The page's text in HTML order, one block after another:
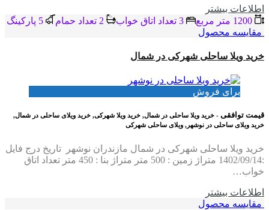
اطلاعات بيشتر
مقایسه محصول
خرید ویلا ساحلی شهرکی در شمال
برای فروش
قیمت توافقی - خرید ویلا ساحلی در شمال, خرید ویلا شهرکی, خرید ویلای ساحلی در شمال,
خرید ویلای ساحلی در نوشهر, ویلای ساحلی شهرکی
خرید ویلا ساحلی شهرکی در شمال مازندران نوشهر تاریخ درج فایل
:1402/09/14 متراژ زمین : 500 متر متراژ بنا : 450 متر تعداد اتاق
خواب…
اطلاعات بيشتر
مقایسه محصول